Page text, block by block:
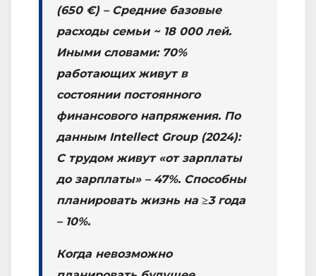
(650 €) – Средние базовые
расходы семьи ~ 18 000 лей.
Иными словами: 70%
работающих живут в
состоянии постоянного
финансового напряжения. По
данным Intellect Group (2024):
С трудом живут «от зарплаты
до зарплаты» – 47%. Способны
планировать жизнь на ≥3 года
– 10%.
Когда невозможно